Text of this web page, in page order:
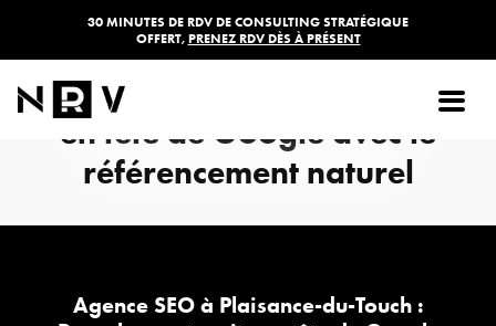
30 MINUTES DE RDV DE CONSULTING STRATÉGIQUE
OFFERT, PRENEZ RDV DÈS À PRÉSENT
Agence SEO Plaisance-du-
Touch : Propulsez votre site
en tête de Google avec le
référencement naturel
Agence SEO à Plaisance-du-Touch :